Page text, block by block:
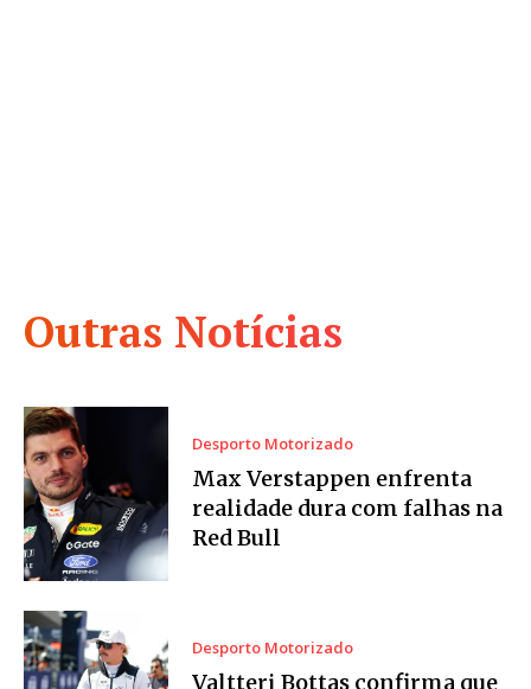
Outras Notícias
Desporto Motorizado
Max Verstappen enfrenta
realidade dura com falhas na
Red Bull
Desporto Motorizado
Valtteri Bottas confirma que